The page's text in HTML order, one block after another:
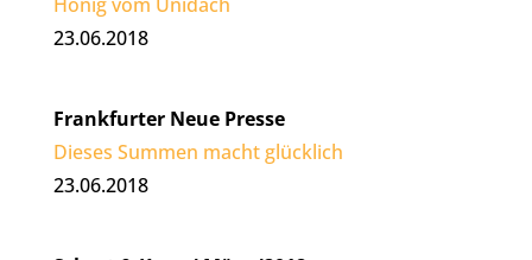
23.06.2018
Frankfurter Neue Presse
Dieses Summen macht glücklich
23.06.2018